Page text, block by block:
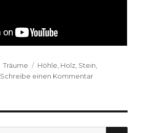
Kategorien
Träume Schlagwörter
Höhle, Holz, Stein,
Schreibe einen Kommentarzu